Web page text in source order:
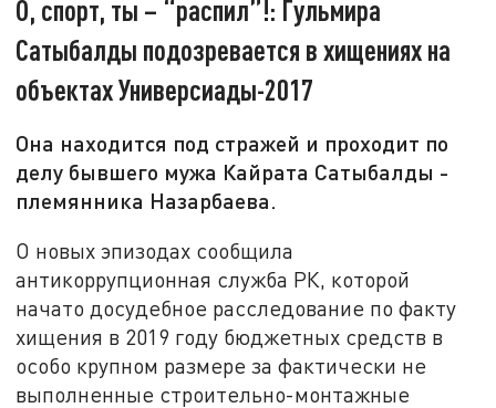
О, спорт, ты – “распил”!: Гульмира
Сатыбалды подозревается в хищениях на
объектах Универсиады-2017
Она находится под стражей и проходит по
делу бывшего мужа Кайрата Сатыбалды -
племянника Назарбаева.
О новых эпизодах сообщила
антикоррупционная служба РК, которой
начато досудебное расследование по факту
хищения в 2019 году бюджетных средств в
особо крупном размере за фактически не
выполненные строительно-монтажные